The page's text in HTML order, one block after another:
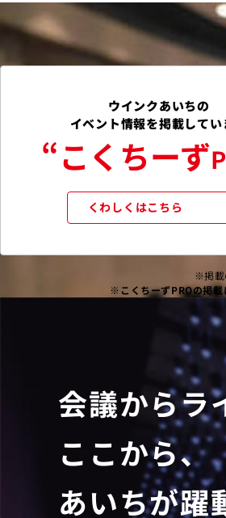
ウインクあいちの
イベント情報を掲載してい
“こくちーず
くわしくはこちら
※掲載
※こくちーずPROの掲載
会議からラ
ここから、
あいちが躍